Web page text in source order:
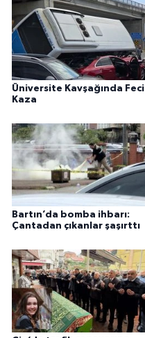
Üniversite Kavşağında Feci
Kaza
Bartın’da bomba ihbarı:
Çantadan çıkanlar şaşırttı